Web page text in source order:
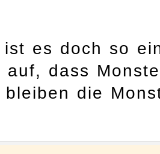
ist es doch so
auf, dass
bleiben die